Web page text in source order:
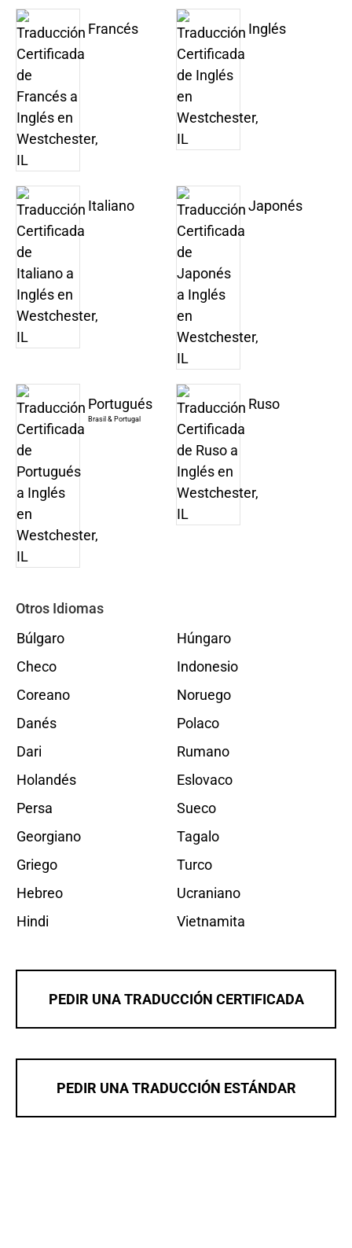
Francés Inglés
Italiano Japonés
Portugués
Brasil & Portugal
Ruso
Otros Idiomas
Búlgaro
Checo
Coreano
Danés
Dari
Holandés
Persa
Georgiano
Griego
Hebreo
Hindi
Húngaro
Indonesio
Noruego
Polaco
Rumano
Eslovaco
Sueco
Tagalo
Turco
Ucraniano
Vietnamita
PEDIR UNA TRADUCCIÓN CERTIFICADA
PEDIR UNA TRADUCCIÓN ESTÁNDAR